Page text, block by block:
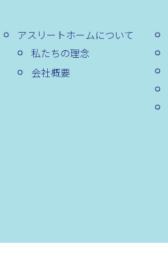
アスリートホームについて
私たちの理念
会社概要